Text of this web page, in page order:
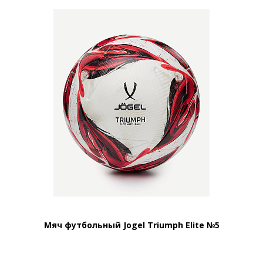
Мяч футбольный Jogel Triumph Elite №5